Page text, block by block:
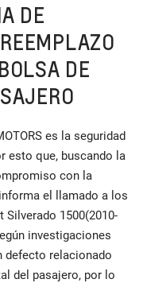
DE
DE
es la seguridad
esto que, buscando la
con la
el llamado a los
1500(2010-
investigaciones
defecto relacionado
del pasajero, por lo